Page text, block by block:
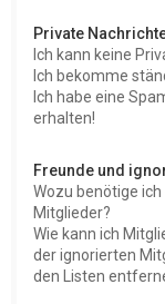
Private
Ich kann keine
Ich bekomme
Ich habe eine
erhalten!
Freunde und
Wozu benötige
Mitglieder?
Wie kann ich
der ignorierten
den Listen